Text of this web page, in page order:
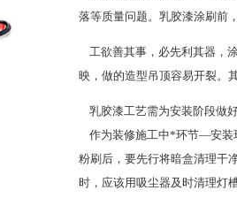
落等质量问题。乳胶漆涂刷前
工欲善其事，必先利其器，
映，做的造型吊顶容易开裂。
乳胶漆工艺需为安装阶段做
作为装修施工中*环节—安装
粉刷后，要先行将暗盒清理干
时，应该用吸尘器及时清理灯